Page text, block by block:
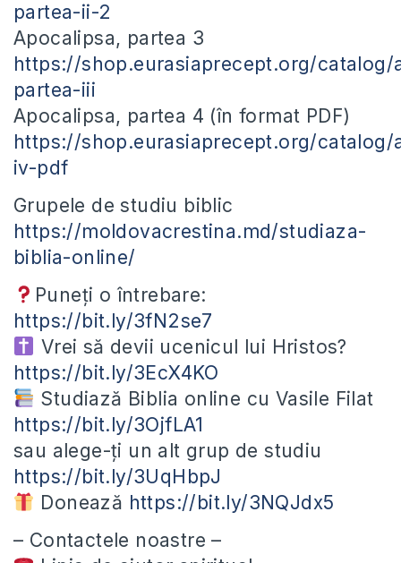
partea-ii-2
Apocalipsa, partea 3
https://shop.eurasiaprecept.org/catalog/
partea-iii
Apocalipsa, partea 4 (în format PDF)
https://shop.eurasiaprecept.org/catalog/
iv-pdf
Grupele de studiu biblic
https://moldovacrestina.md/studiaza-
biblia-online/
Puneți o întrebare:
https://bit.ly/3fN2se7
Vrei să devii ucenicul lui Hristos?
https://bit.ly/3EcX4KO
Studiază Biblia online cu Vasile Filat
https://bit.ly/3OjfLA1
sau alege-ți un alt grup de studiu
https://bit.ly/3UqHbpJ
Donează https://bit.ly/3NQJdx5
– Contactele noastre –